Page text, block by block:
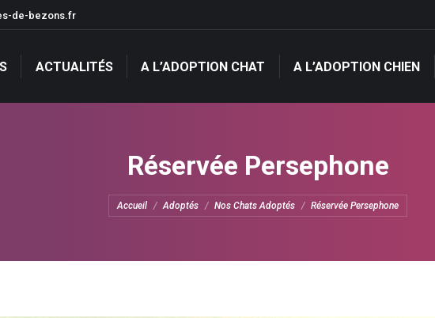
de-bezons.fr
ACTUALITÉS A L’ADOPTION CHAT A L’ADOPTION CHIEN
Réservée Persephone
Vous êtes ici :
Accueil Adoptés Nos Chats Adoptés Réservée Persephone